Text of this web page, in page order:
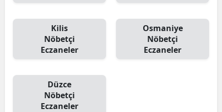
Kilis
Nöbetçi
Eczaneler
Osmaniye
Nöbetçi
Eczaneler
Düzce
Nöbetçi
Eczaneler